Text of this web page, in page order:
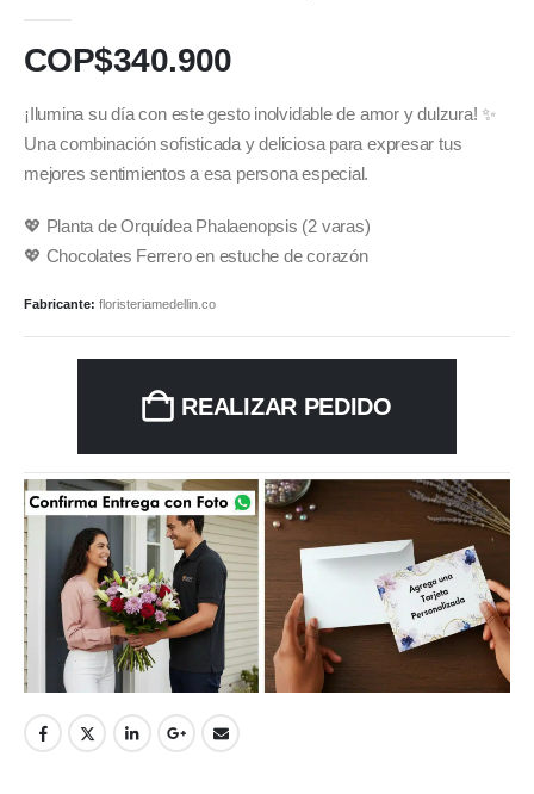
COP$340.900
¡Ilumina su día con este gesto inolvidable de amor y dulzura! ✨
Una combinación sofisticada y deliciosa para expresar tus
mejores sentimientos a esa persona especial.
💖 Planta de Orquídea Phalaenopsis (2 varas)
💖 Chocolates Ferrero en estuche de corazón
Fabricante: floristeriamedellin.co
REALIZAR PEDIDO